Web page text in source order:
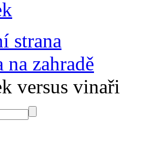
strana
na zahradě
versus vinaři